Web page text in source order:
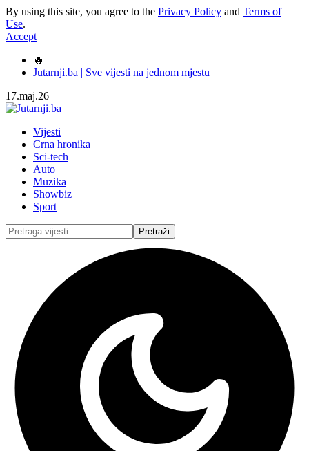
By using this site, you agree to the Privacy Policy and Terms of
Use.
Accept
🔥
Jutarnji.ba | Sve vijesti na jednom mjestu
17.maj.26
Vijesti
Crna hronika
Sci-tech
Auto
Muzika
Showbiz
Sport